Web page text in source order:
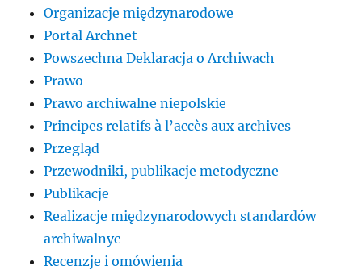
Organizacje międzynarodowe
Portal Archnet
Powszechna Deklaracja o Archiwach
Prawo
Prawo archiwalne niepolskie
Principes relatifs à l’accès aux archives
Przegląd
Przewodniki, publikacje metodyczne
Publikacje
Realizacje międzynarodowych standardów
archiwalnyc
Recenzje i omówienia